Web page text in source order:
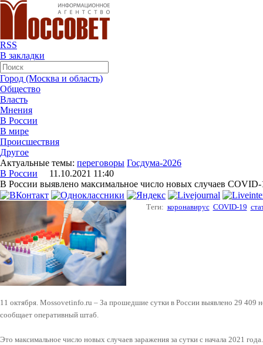
RSS
В закладки
Город (Москва и область)
Общество
Власть
Мнения
В России
В мире
Происшествия
Другое
Актуальные темы: переговоры Госдума-2026
В России 11.10.2021 11:40
В России выявлено максимальное число новых случаев COVID-
Теги: коронавирус COVID-19
11 октября. Mossovetinfo.ru – За прошедшие сутки в России выявлено 29 409
сообщает оперативный штаб.
Это максимальное число новых случаев заражения за сутки с начала 2021